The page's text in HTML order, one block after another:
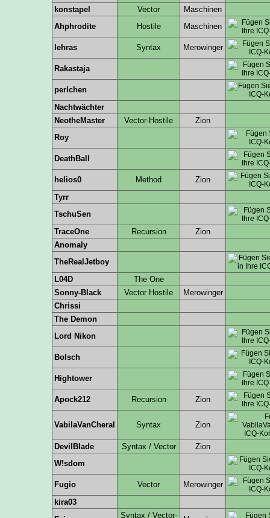
konstapel
Vector
Maschinen
Ahphrodite
Hostile Maschinen
lehras Syntax Merowinger
Rakastaja
perlchen
Nachtwächter
NeotheMaster
Vector-Hostile
Zion
Roy
DeathBall
helios0 Method
Zion
Tyrr
TschuSen
TraceOne
Recursion
Zion
Anomaly
TheRealJetboy
L04D
The One
Sonny-Black
Vector Hostile
Merowinger
Chrissi
The Demon
Lord Nikon
Bolsch
Hightower
Apock212 Recursion Zion
VabilaVanCheral Syntax Zion
DevilBlade Syntax / Vector
Zion
W!sdom
Fugio Vector
Merowinger
kira03
Syntax / Vector-